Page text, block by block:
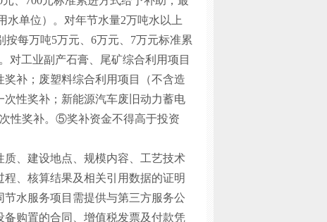
水单位）。对年节水量2万吨水以上
按每万吨5万元、6万元、7万元标准累
对工业副产石膏、尾矿综合利用项目
奖补；废塑料综合利用项目（不含造
次性奖补；新能源汽车废旧动力蓄电
性奖补。⑤奖补资金不得高于投资
、建设地点、规模内容、工艺技术
、核算结果及相关引用数据的证明
水服务项目需提供与第三方服务公
购置的合同、增值税发票及付款凭